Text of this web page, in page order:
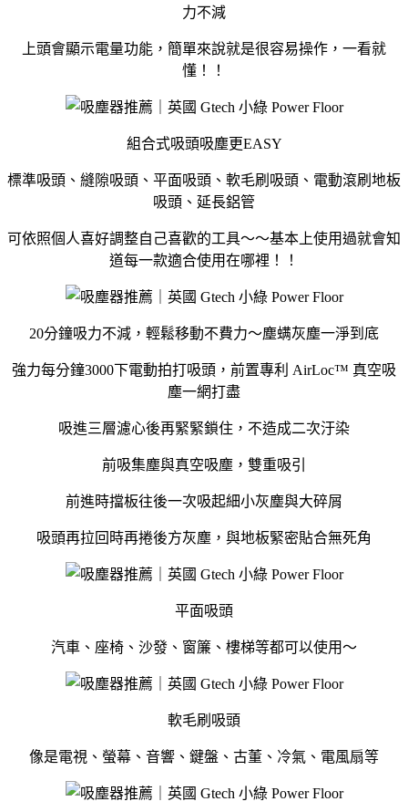
力不減
上頭會顯示電量功能，簡單來說就是很容易操作，一看就
懂！！
組合式吸頭吸塵更EASY
標準吸頭、縫隙吸頭、平面吸頭、軟毛刷吸頭、電動滾刷地板
吸頭、延長鋁管
可依照個人喜好調整自己喜歡的工具～～基本上使用過就會知
道每一款適合使用在哪裡！！
20分鐘吸力不減，輕鬆移動不費力～塵螨灰塵一淨到底
強力每分鐘3000下電動拍打吸頭，前置專利 AirLoc™ 真空吸
塵一網打盡
吸進三層濾心後再緊緊鎖住，不造成二次汙染
前吸集塵與真空吸塵，雙重吸引
前進時擋板往後一次吸起細小灰塵與大碎屑
吸頭再拉回時再捲後方灰塵，與地板緊密貼合無死角
平面吸頭
汽車、座椅、沙發、窗簾、樓梯等都可以使用～
軟毛刷吸頭
像是電視、螢幕、音響、鍵盤、古董、冷氣、電風扇等